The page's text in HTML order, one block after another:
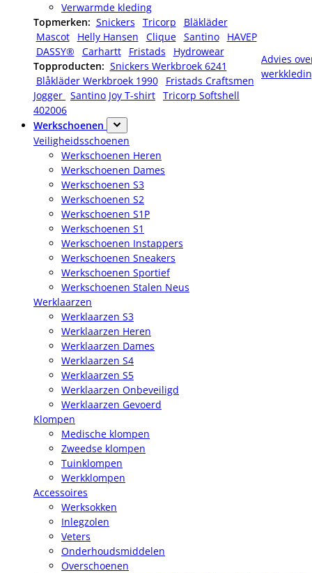
Verwarmde kleding
Topmerken: Snickers Tricorp
Bläkläder
Mascot
Helly Hansen Clique Santino
HAVEP
DASSY®
Carhartt Fristads
Hydrowear
Topproducten: Snickers Werkbroek 6241
Blåkläder Werkbroek 1990
Fristads Craftsmen
Jogger Santino Joy T-shirt Tricorp Softshell
402006
Advies
Werkschoenen
Veiligheidsschoenen
Werkschoenen Heren
Werkschoenen Dames
Werkschoenen S3
Werkschoenen S2
Werkschoenen S1P
Werkschoenen S1
Werkschoenen Instappers
Werkschoenen Sneakers
Werkschoenen Sportief
Werkschoenen Stalen Neus
Werklaarzen
Werklaarzen S3
Werklaarzen Heren
Werklaarzen Dames
Werklaarzen S4
Werklaarzen S5
Werklaarzen Onbeveiligd
Werklaarzen Gevoerd
Klompen
Medische klompen
Zweedse klompen
Tuinklompen
Werkklompen
Accessoires
Werksokken
Inlegzolen
Veters
Onderhoudsmiddelen
Overschoenen